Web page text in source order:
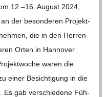
12.–16. August 2024,
der beson­de­ren Pro­jekt­
die in den Her­ren­
Orten in Han­no­ver
waren die
einer Besich­ti­gung in die
Es gab ver­schie­dene Füh­